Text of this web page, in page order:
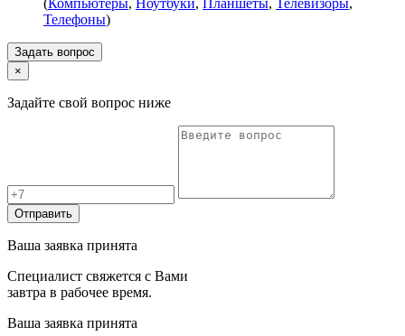
(Компьютеры, Ноутбуки, Планшеты, Телевизоры,
Телефоны)
Задать вопрос
×
Задайте свой вопрос ниже
Отправить
Ваша заявка принята
Специалист свяжется с Вами
завтра в рабочее время.
Ваша заявка принята